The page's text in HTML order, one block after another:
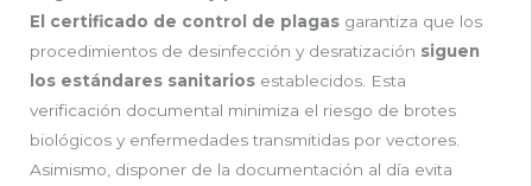
El certificado de control de plagas garantiza que los
procedimientos de desinfección y desratización siguen
los estándares sanitarios establecidos. Esta
verificación documental minimiza el riesgo de brotes
biológicos y enfermedades transmitidas por vectores.
Asimismo, disponer de la documentación al día evita